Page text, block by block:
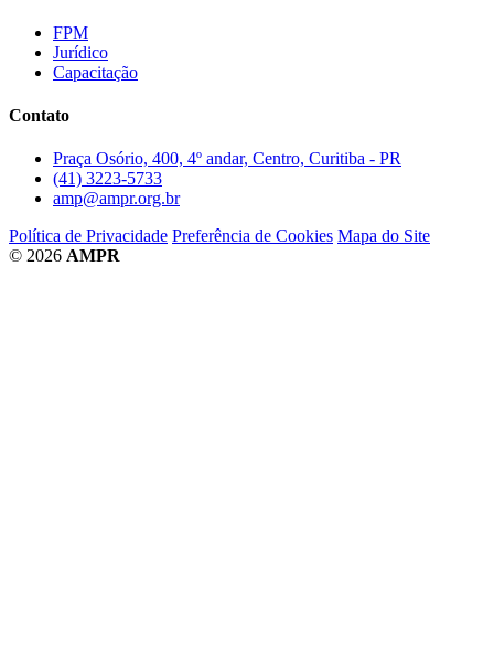
FPM
Jurídico
Capacitação
Contato
Praça Osório, 400, 4º andar, Centro, Curitiba - PR
(41) 3223-5733
amp@ampr.org.br
Política de Privacidade Preferência de Cookies Mapa do Site
© 2026 AMPR